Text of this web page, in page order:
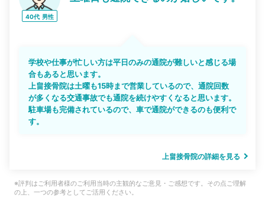
40代 男性
学校や仕事が忙しい方は平日のみの通院が難しいと感じる場
合もあると思います。
上畠接骨院は土曜も15時まで営業しているので、通院回数
が多くなる交通事故でも通院を続けやすくなると思います。
駐車場も完備されているので、車で通院ができるのも便利で
す。
上畠接骨院の詳細を見る
※評判はご利用者様のご利用当時の主観的なご意見・ご感想です。その点ご理解
の上、一つの参考としてご活用ください。